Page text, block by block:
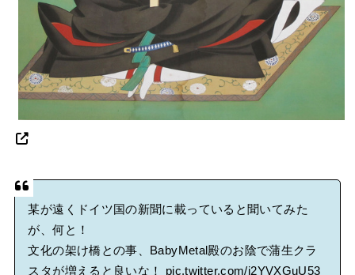
某が遠くドイツ国の新聞に載っていると聞いてみた
が、何と！
文化の架け橋との事、BabyMetal殿のお陰で蒲生クラ
スタが増えると良いな！ pic.twitter.com/i2YVXGuU53